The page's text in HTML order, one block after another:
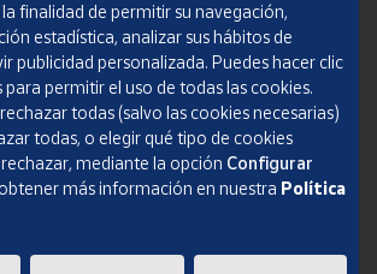
Web
Y TELÉGRAFOS, S.A., S.M.E. Todos los derechos
finalidad de permitir su navegación,
estadística, analizar sus hábitos de
publicidad personalizada. Puedes hacer clic
para permitir el uso de todas las cookies.
todas (salvo las cookies necesarias)
todas, o elegir qué tipo de cookies
mediante la opción Configurar
más información en nuestra Política